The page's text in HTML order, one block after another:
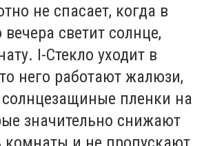
не спасает, когда в
светит солнце,
I-Стекло уходит в
него работают жалюзи,
пленки на
значительно снижают